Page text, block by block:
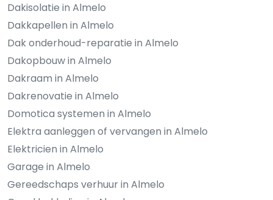
Dakisolatie in Almelo
Dakkapellen in Almelo
Dak onderhoud-reparatie in Almelo
Dakopbouw in Almelo
Dakraam in Almelo
Dakrenovatie in Almelo
Domotica systemen in Almelo
Elektra aanleggen of vervangen in Almelo
Elektricien in Almelo
Garage in Almelo
Gereedschaps verhuur in Almelo